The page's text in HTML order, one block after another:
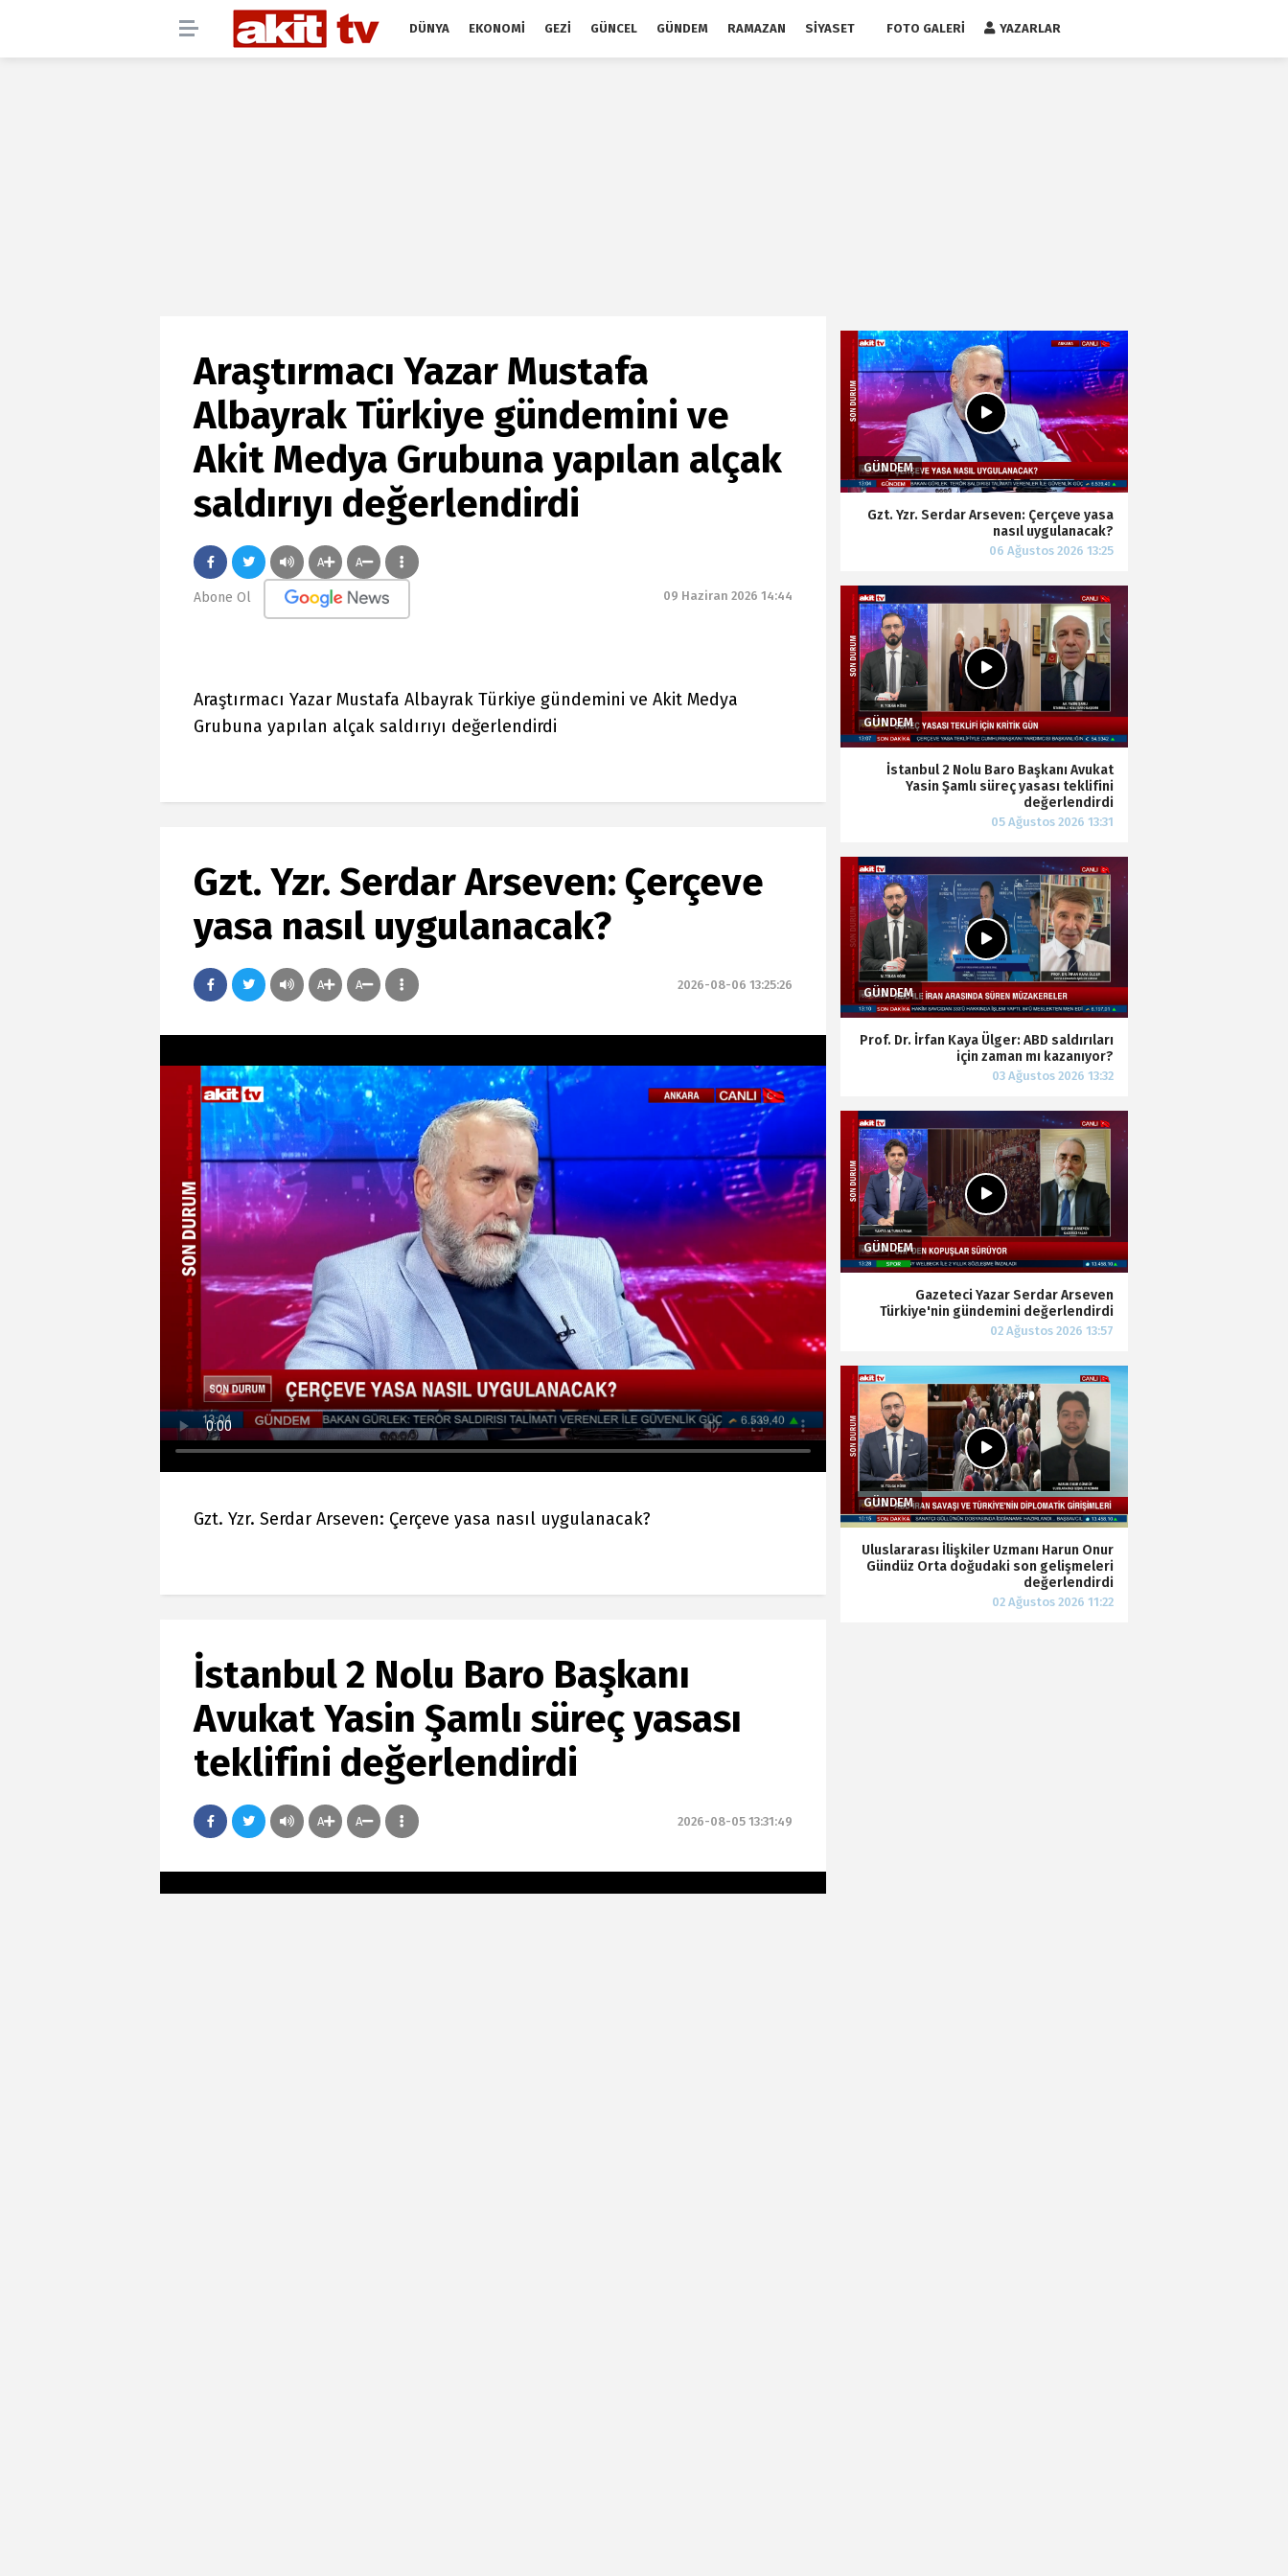
DÜNYA EKONOMI GEZI GÜNCEL GÜNDEM RAMAZAN SIYASET FOTO GALERI YAZARLAR
Araştırmacı Yazar Mustafa
Albayrak Türkiye gündemini ve
Akit Medya Grubuna yapılan alçak
saldırıyı değerlendirdi
A A
Abone Ol 09 Haziran 2026 14:44
Araştırmacı Yazar Mustafa Albayrak Türkiye gündemini ve Akit Medya
Grubuna yapılan alçak saldırıyı değerlendirdi
Gzt. Yzr. Serdar Arseven: Çerçeve
yasa nasıl uygulanacak?
A A 2026-08-06 13:25:26
Gzt. Yzr. Serdar Arseven: Çerçeve yasa nasıl uygulanacak?
İstanbul 2 Nolu Baro Başkanı
Avukat Yasin Şamlı süreç yasası
teklifini değerlendirdi
A A 2026-08-05 13:31:49
Gzt. Yzr. Serdar Arseven: Çerçeve yasa
nasıl uygulanacak?
İstanbul 2 Nolu Baro Başkanı Avukat
Yasin Şamlı süreç yasası teklifini
değerlendirdi
Prof. Dr. İrfan Kaya Ülger: ABD saldırıları
için zaman mı kazanıyor?
Gazeteci Yazar Serdar Arseven
Türkiye'nin gündemini değerlendirdi
Uluslararası İlişkiler Uzmanı Harun Onur
Gündüz Orta doğudaki son gelişmeleri
değerlendirdi